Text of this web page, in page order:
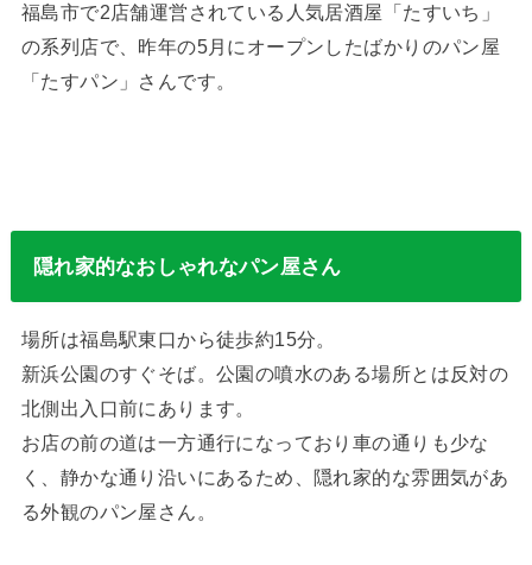
福島市で2店舗運営されている人気居酒屋「たすいち」
の系列店で、昨年の5月にオープンしたばかりのパン屋
「たすパン」さんです。
隠れ家的なおしゃれなパン屋さん
場所は福島駅東口から徒歩約15分。
新浜公園のすぐそば。公園の噴水のある場所とは反対の
北側出入口前にあります。
お店の前の道は一方通行になっており車の通りも少な
く、静かな通り沿いにあるため、隠れ家的な雰囲気があ
る外観のパン屋さん。